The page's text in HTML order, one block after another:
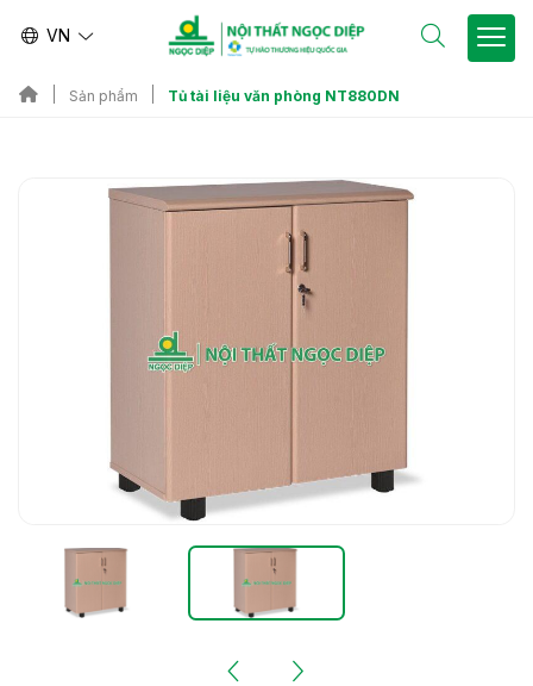
VN
Sản phẩm Tủ tài liệu văn phòng NT880DN